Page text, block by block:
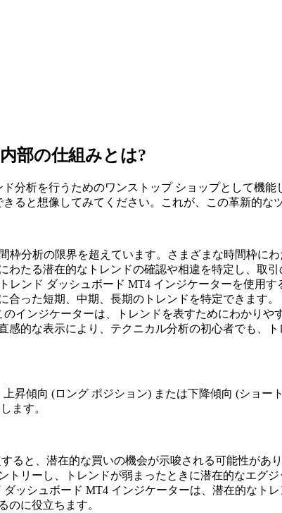
部の仕組みとは?
分析を行うためのワンストップ ショップとして機
ると想像してみてください。これが、この革新的な
枠分析の限界を超えています。さまざまな時間枠に
たる潜在的なトレンドの確認や相違を特定し、取引
レンド ダッシュボード MT4 インジケーターを使用
った短期、中期、長期のトレンドを特定できます。
インジケーターは、トレンドを表すためにわかりや
的な表示により、テクニカル分析の初心者でも、ト
昇傾向 (ロング ポジション) または下降傾向 (ショー
ます。
ると、潜在的な買いの機会が示唆される可能性があ
リーし、トレンドが弱まったときに潜在的なエグジ
ッシュボード MT4 インジケーターは、潜在的なト
のに役立ちます。